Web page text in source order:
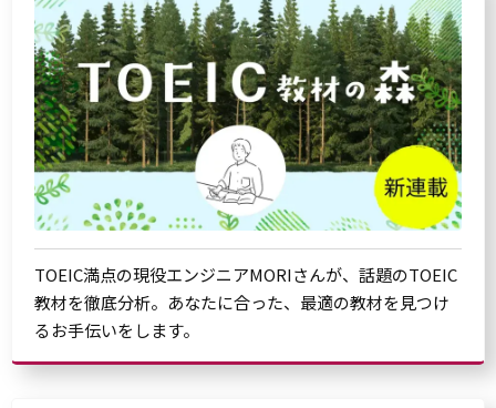
TOEIC満点の現役エンジニアMORIさんが、話題のTOEIC
教材を徹底分析。あなたに合った、最適の教材を見つけ
るお手伝いをします。